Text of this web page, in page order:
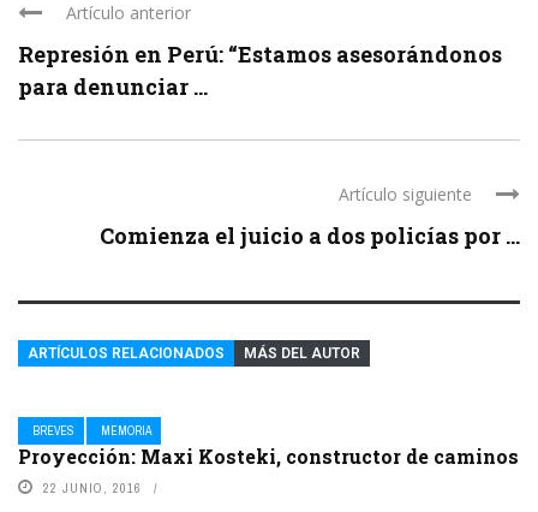
Artículo anterior
Represión en Perú: “Estamos asesorándonos
para denunciar ...
Artículo siguiente
Comienza el juicio a dos policías por ...
ARTÍCULOS RELACIONADOS MÁS DEL AUTOR
BREVES MEMORIA
Proyección: Maxi Kosteki, constructor de caminos
22 JUNIO, 2016